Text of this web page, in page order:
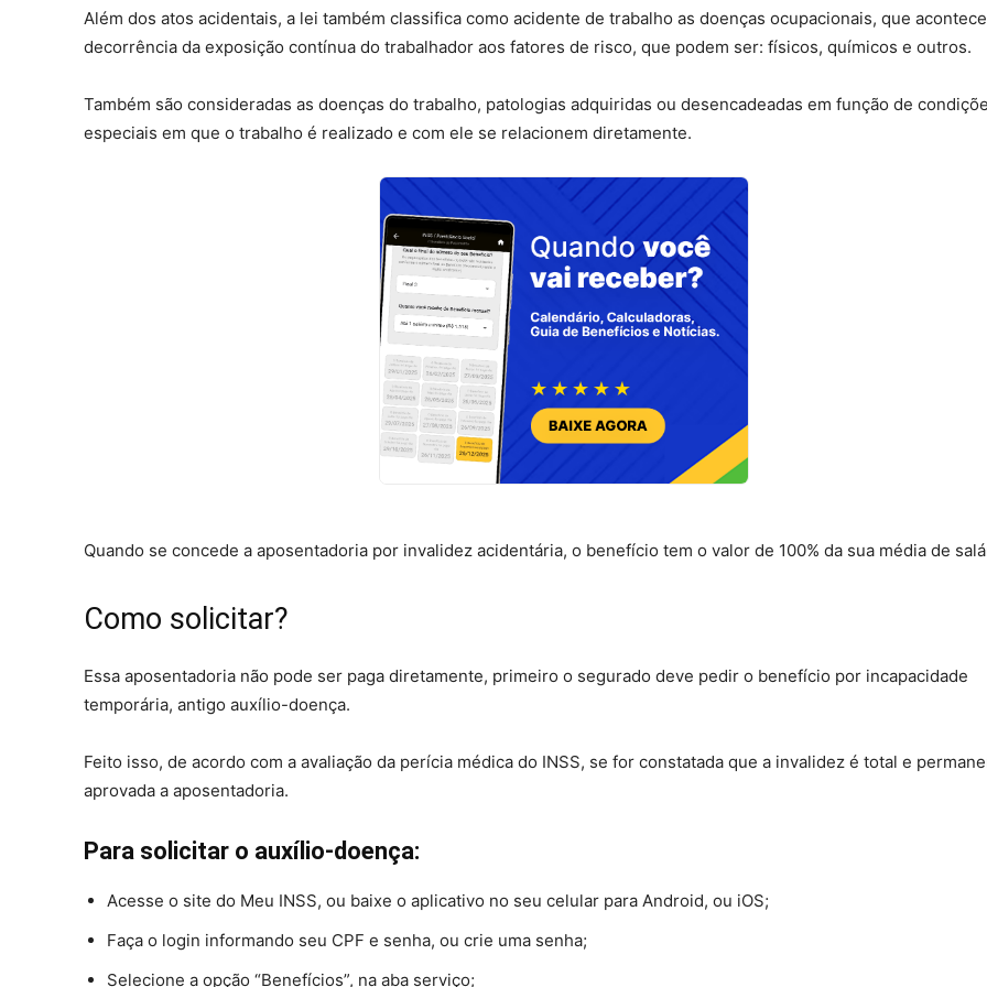
Além dos atos acidentais, a lei também classifica como acidente de trabalho as doenças ocupacionais, que
decorrência da exposição contínua do trabalhador aos fatores de risco, que podem ser: físicos, químicos e outros.
Também são consideradas as doenças do trabalho, patologias adquiridas ou desencadeadas em função de
especiais em que o trabalho é realizado e com ele se relacionem diretamente.
Quando se concede a aposentadoria por invalidez acidentária, o benefício tem o valor de 100% da sua média de
Como solicitar?
Essa aposentadoria não pode ser paga diretamente, primeiro o segurado deve pedir o benefício por incapacidade
temporária, antigo auxílio-doença.
Feito isso, de acordo com a avaliação da perícia médica do INSS, se for constatada que a invalidez é total e
aprovada a aposentadoria.
Para solicitar o auxílio-doença:
Acesse o site do Meu INSS, ou baixe o aplicativo no seu celular para Android, ou iOS;
Faça o login informando seu CPF e senha, ou crie uma senha;
Selecione a opção “Benefícios”, na aba serviço;